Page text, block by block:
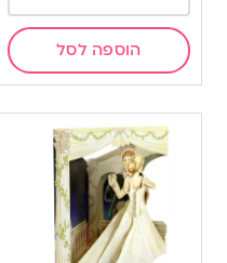
הוספה לסל